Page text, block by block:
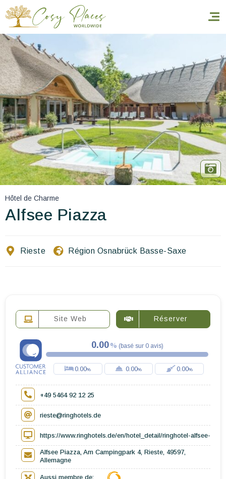
Accueil
Réserver un séjour
Nos adresses dans le monde
World’s Best Hotels
Vous faire voyager
Les séjours à thème
Hôtel de Charme
Alfsee Piazza
Rieste Région Osnabrück Basse-Saxe
Site Web Réserver
0.00 (basé sur 0 avis)
0.00 0.00 0.00
+49 5464 92 12 25
rieste@ringhotels.de
https://www.ringhotels.de/en/hotel_detail/ringhotel-alfsee-
Alfsee Piazza, Am Campingpark 4, Rieste, 49597,
Allemagne
Aussi membre de: